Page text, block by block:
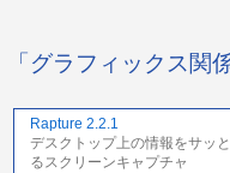
「グラフィックス関
Rapture 2.2.1
デスクトップ上の情報をサッ
るスクリーンキャプチャ